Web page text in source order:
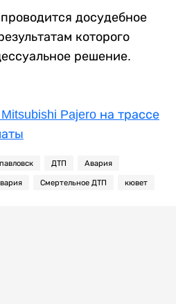
досудебное
которого
решение.
Pajero на трассе
ДТП Авария
Смертельное ДТП кювет